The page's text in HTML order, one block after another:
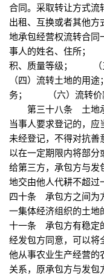
合同。采取转让方式流
出租、互换或者其他
地承包经营权流转合
事人的姓名、住所；
积、质量等级； （
（四）流转土地的
务； （六）流转价
第三十八条 土地承
当事人要求登记的，应
未经登记，不得对
以在一定期限内将部分
给第三方，承包方与
地交由他人代耕不超
四十条 承包方之间为
一集体经济组织的土
十一条 承包方有稳定
经发包方同意，可以将
他从事农业生产经营的
关系，原承包方与发包